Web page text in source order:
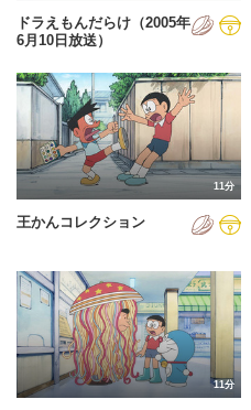
ドラえもんだらけ（2005年
6月10日放送）
11分
王かんコレクション
11分